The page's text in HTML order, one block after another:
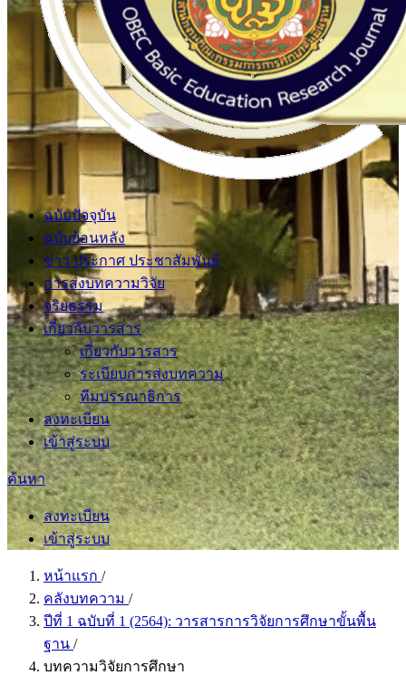
ฉบับปัจจุบัน
ฉบับย้อนหลัง
ข่าว ประกาศ ประชาสัมพันธ์
การส่งบทความวิจัย
จริยธรรม
เกี่ยวกับวารสาร
เกี่ยวกับวารสาร
ระเบียบการส่งบทความ
ทีมบรรณาธิการ
ลงทะเบียน
เข้าสู่ระบบ
ค้นหา
ลงทะเบียน
เข้าสู่ระบบ
หน้าแรก /
คลังบทความ /
ปีที่ 1 ฉบับที่ 1 (2564): วารสารการวิจัยการศึกษาขั้นพื้น
ฐาน /
บทความวิจัยการศึกษา